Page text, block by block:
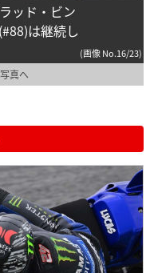
ッド・ビン
は継続し
(画像 No.16/23)
真へ